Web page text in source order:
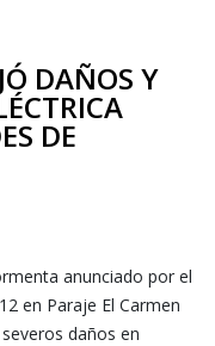
DAÑOS Y
DE
anunciado por el
en Paraje El Carmen
daños en